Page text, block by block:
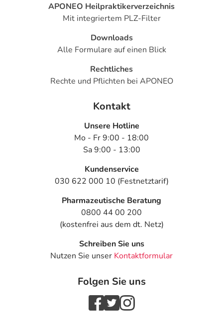
APONEO Heilpraktikerverzeichnis
Mit integriertem PLZ-Filter
Downloads
Alle Formulare auf einen Blick
Rechtliches
Rechte und Pflichten bei APONEO
Kontakt
Unsere Hotline
Mo - Fr 9:00 - 18:00
Sa 9:00 - 13:00
Kundenservice
030 622 000 10 (Festnetztarif)
Pharmazeutische Beratung
0800 44 00 200
(kostenfrei aus dem dt. Netz)
Schreiben Sie uns
Nutzen Sie unser Kontaktformular
Folgen Sie uns